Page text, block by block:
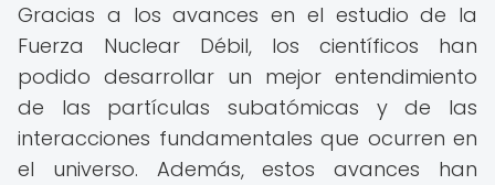
Gracias a los avances en el estudio de la
Fuerza Nuclear Débil, los científicos han
podido desarrollar un mejor entendimiento
de las partículas subatómicas y de las
interacciones fundamentales que ocurren en
el universo. Además, estos avances han